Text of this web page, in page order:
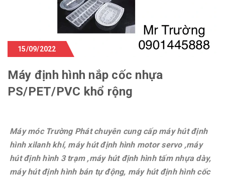
15/09/2022
Máy định hình nắp cốc nhựa
PS/PET/PVC khổ rộng
Máy móc Trường Phát chuyên cung cấp máy hút định
hình xilanh khí, máy hút định hình motor servo ,máy
hút định hình 3 trạm ,máy hút định hình tấm nhựa dày,
máy hút định hình bán tự động, máy hút định hình cốc